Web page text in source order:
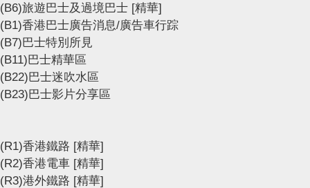
(B6)旅遊巴士及過境巴士 [精華]
(B1)香港巴士廣告消息/廣告車行踪
(B7)巴士特別所見
(B11)巴士精華區
(B22)巴士迷吹水區
(B23)巴士影片分享區
(R1)香港鐵路 [精華]
(R2)香港電車 [精華]
(R3)港外鐵路 [精華]